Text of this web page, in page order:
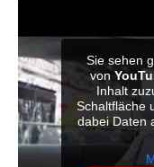
Sie sehen
von
Inhalt
Schaltfläche
dabei Daten